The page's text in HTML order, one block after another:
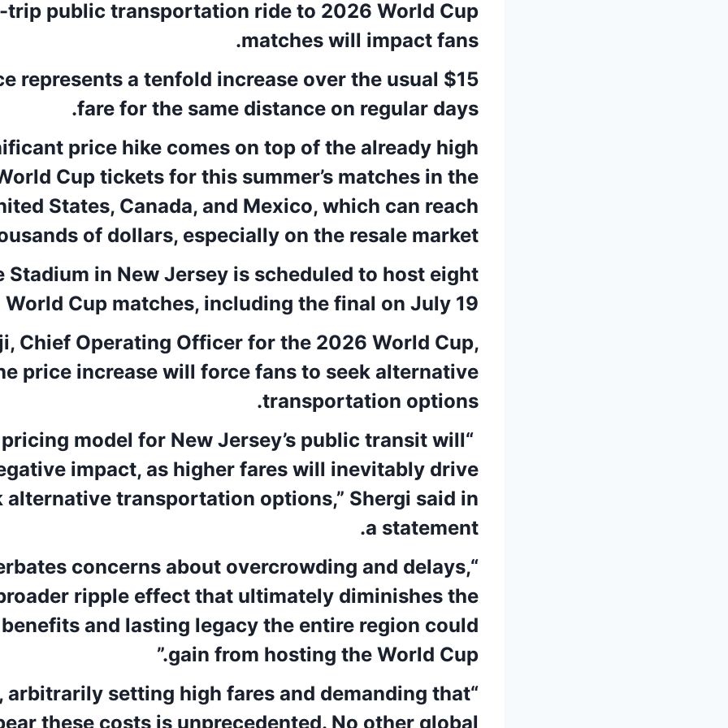
trip public transportation ride to 2026 World Cup
matches will impact fans.
represents a tenfold increase over the usual $15
fare for the same distance on regular days.
price hike comes on top of the already high
Cup tickets for this summer’s matches in the
States, Canada, and Mexico, which can reach
of dollars, especially on the resale market.
Stadium in New Jersey is scheduled to host eight
Cup matches, including the final on July 19.
Chief Operating Officer for the 2026 World Cup,
price increase will force fans to seek alternative
transportation options.
pricing model for New Jersey’s public transit will
impact, as higher fares will inevitably drive
alternative transportation options,” Shergi said in
a statement.
concerns about overcrowding and delays,
ripple effect that ultimately diminishes the
and lasting legacy the entire region could
gain from hosting the World Cup.”
arbitrarily setting high fares and demanding that
these costs is unprecedented. No other global